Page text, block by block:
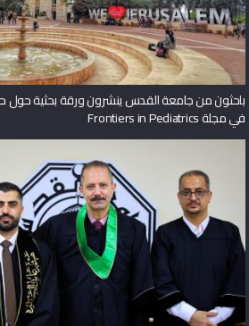
باحثون من جامعة القدس ينشرون ورقة بحثية حول
في مجلة Frontiers in Pediatrics